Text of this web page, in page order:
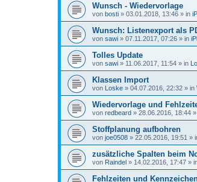
Wunsch - Wiedervorlage
von bosti » 03.01.2018, 13:46 » in
Wunsch: Listenexport als
von sawi » 07.11.2017, 07:26 » in
Tolles Update
von sawi » 11.06.2017, 11:54 » in
Klassen Import
von Loske » 04.07.2016, 22:32 » in
Wiedervorlage und
von redbeard » 28.06.2016, 18:44
Stoffplanung aufbohren
von joe0508 » 22.05.2016, 19:51 »
zusätzliche Spalten beim
von Raindel » 14.02.2016, 17:47 »
Fehlzeiten und